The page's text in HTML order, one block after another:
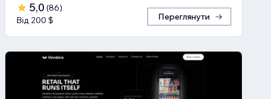
5,0 (86)
Від 200 $
Переглянути